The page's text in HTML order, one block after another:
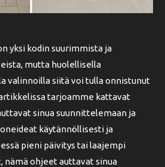
yksi kodin suurimmista ja
mutta huolellisella
valinnoilla siitä voi tulla onnistunut
tarjoamme kattavat
sinua suunnittelemaan ja
käytännöllisesti ja
pieni päivitys tai laajempi
nämä ohjeet auttavat sinua